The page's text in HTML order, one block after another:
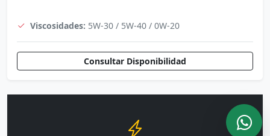
Viscosidades: 5W-30 / 5W-40 / 0W-20
Consultar Disponibilidad